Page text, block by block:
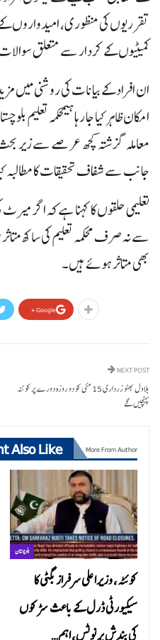
تقرریوں کی منظوری، امیدواروں
کمیٹیوں کے کردار سے متعلق
ان افراد کے بیانات کی روشنی میں
امکان ظاہر کیا جا رہا ہیمحکمہ تعلیم
معاملہ گزشتہ کچھ عرصے سے زیر
جانب سے شفاف تحقیقات کا مطالبہ
تعلیمی حلقوں کا کہنا ہے کہ اگر
سے نہ صرف محکمہ تعلیم کی ساکھ
بھی متاثر ہوئے ہیں۔
Google+
NEXT POST
بلاول بھٹو زرداری 15 مئی کو دو روزہ دورے پر کوئٹہ
پہنچیں گے
Also Like More From Author
بلوچستان
کوئٹہ، وزیراعلی سرفراز بگٹی کا
سیکیورٹی ڈرل کے باعث سڑکوں
کی بندش پر نوٹس، اہم…